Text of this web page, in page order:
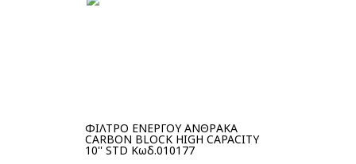
ΦΙΛΤΡΟ ΕΝΕΡΓΟΥ ΑΝΘΡΑΚΑ
CARBON BLOCK HIGH CAPACITY
10'' STD Κωδ.010177